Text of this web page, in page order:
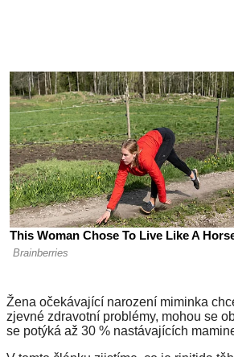
Žena očekávající narození miminka
zjevné zdravotní problémy, mohou se
se potýká až 30 % nastávajících